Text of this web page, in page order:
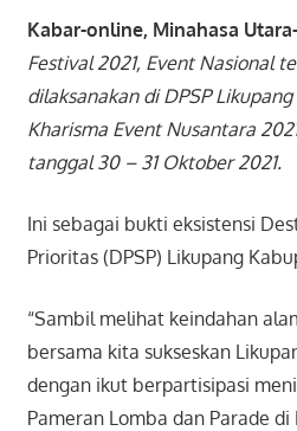
Kabar-online, Minahasa Utara-
Festival 2021, Event Nasional
dilaksanakan di DPSP
Kharisma Event Nusantara
tanggal 30 – 31 Oktober 2021.
Ini sebagai bukti eksistensi
Prioritas (DPSP) Likupang
“Sambil melihat keindahan
bersama kita sukseskan
dengan ikut berpartisipasi
Pameran Lomba dan Parade